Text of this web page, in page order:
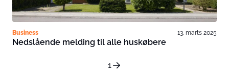
Business 13. marts 2025
Nedslående melding til alle huskøbere
1